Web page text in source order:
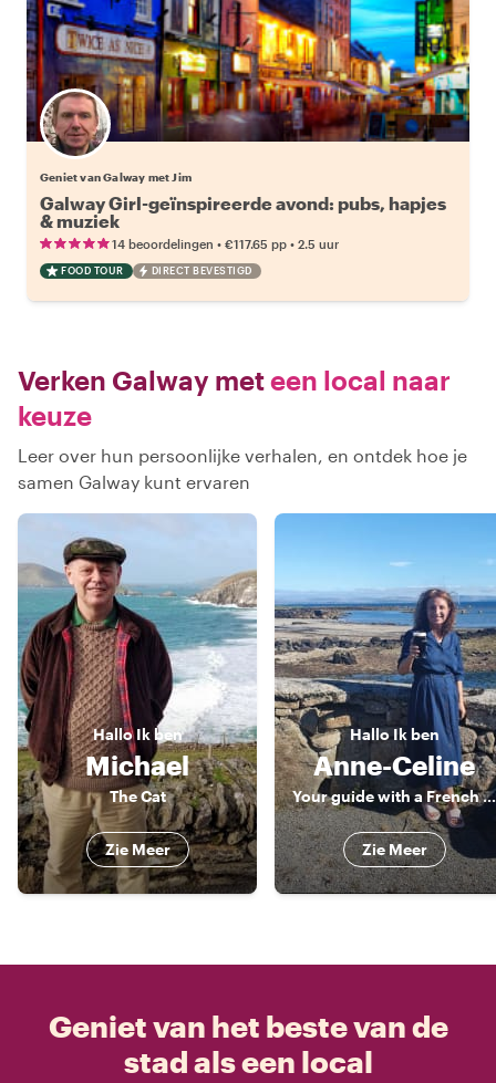
Geniet van Galway met Jim
Galway Girl-geïnspireerde avond: pubs, hapjes
& muziek
14 beoordelingen • €117.65 pp • 2.5 uur
FOOD TOUR DIRECT BEVESTIGD
Verken Galway meteen local naar
keuze
Leer over hun persoonlijke verhalen, en ontdek hoe je
samen Galway kunt ervaren
Hallo Ik ben
Michael
The Cat
Zie Meer
HalloIk ben
Anne-Celine
Your guide with a French twist
Zie Meer
Geniet van het beste van de
stad als een local